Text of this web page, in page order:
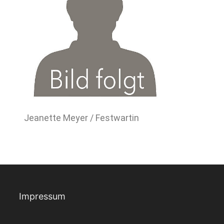
Jeanette Meyer / Festwartin
Impressum